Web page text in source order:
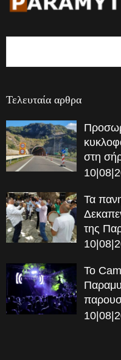
Τελευταία αρθρα
στη
Τα
της
Το